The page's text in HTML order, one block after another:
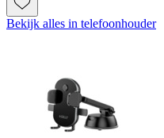
Bekijk alles in telefoonhouder